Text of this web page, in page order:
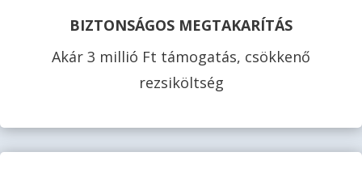
BIZTONSÁGOS MEGTAKARÍTÁS
Akár 3 millió Ft támogatás, csökkenő
rezsiköltség